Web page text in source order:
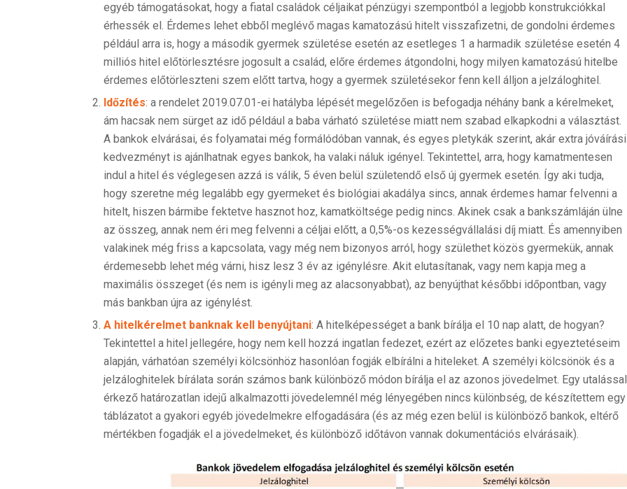
egyéb támogatásokat, hogy a fiatal családok céljaikat pénzügyi szempontból a legjobb konstrukciókkal
érhessék el. Érdemes lehet ebből meglévő magas kamatozású hitelt visszafizetni, de gondolni érdemes
például arra is, hogy a második gyermek születése esetén az esetleges 1 a harmadik születése esetén 4
milliós hitel előtörlesztésre jogosult a család, előre érdemes átgondolni, hogy milyen kamatozású hitelbe
érdemes előtörleszteni szem előtt tartva, hogy a gyermek születésekor fenn kell álljon a jelzáloghitel.
Időzítés: a rendelet 2019.07.01-ei hatályba lépését megelőzően is befogadja néhány bank a kérelmeket,
ám hacsak nem sürget az idő például a baba várható születése miatt nem szabad elkapkodni a választást.
A bankok elvárásai, és folyamatai még formálódóban vannak, és egyes pletykák szerint, akár extra jóváírási
kedvezményt is ajánlhatnak egyes bankok, ha valaki náluk igényel. Tekintettel, arra, hogy kamatmentesen
indul a hitel és véglegesen azzá is válik, 5 éven belül születendő első új gyermek esetén. Így aki tudja,
hogy szeretne még legalább egy gyermeket és biológiai akadálya sincs, annak érdemes hamar felvenni a
hitelt, hiszen bármibe fektetve hasznot hoz, kamatköltsége pedig nincs. Akinek csak a bankszámláján ülne
az összeg, annak nem éri meg felvenni a céljai előtt, a 0,5%-os kezességvállalási díj miatt. És amennyiben
valakinek még friss a kapcsolata, vagy még nem bizonyos arról, hogy születhet közös gyermekük, annak
érdemesebb lehet még várni, hisz lesz 3 év az igénylésre. Akit elutasítanak, vagy nem kapja meg a
maximális összeget (és nem is igényli meg az alacsonyabbat), az benyújthat későbbi időpontban, vagy
más bankban újra az igénylést.
A hitelkérelmet banknak kell benyújtani: A hitelképességet a bank bírálja el 10 nap alatt, de hogyan?
Tekintettel a hitel jellegére, hogy nem kell hozzá ingatlan fedezet, ezért az előzetes banki egyeztetéseim
alapján, várhatóan személyi kölcsönhöz hasonlóan fogják elbírálni a hiteleket. A személyi kölcsönök és a
jelzáloghitelek bírálata során számos bank különböző módon bírálja el az azonos jövedelmet. Egy utalással
érkező határozatlan idejű alkalmazotti jövedelemnél még lényegében nincs különbség, de készítettem egy
táblázatot a gyakori egyéb jövedelmekre elfogadására (és az még ezen belül is különböző bankok, eltérő
mértékben fogadják el a jövedelmeket, és különböző időtávon vannak dokumentációs elvárásaik).